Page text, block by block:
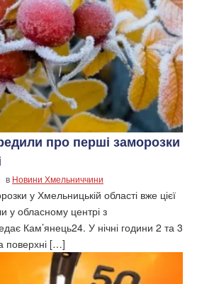
про перші заморозки
в Новини Хмельниччини
у Хмельницькій області вже цієї
у обласному центрі з
Кам’янець24. У нічні години 2 та 3
поверхні […]